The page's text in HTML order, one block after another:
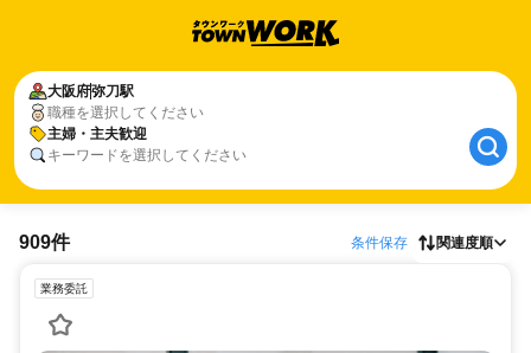
大阪府弥刀駅
職種を選択してください
主婦・主夫歓迎
キーワードを選択してください
909件 条件保存 関連度順
業務委託